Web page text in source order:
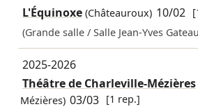
L'Équinoxe(Châteauroux) 10/02
(Grande salle / Salle Jean-Yves
2025-2026
Théâtre de Charleville-Mézières
Mézières) 03/03 [1 rep.]